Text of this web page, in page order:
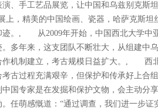
、手工艺品展览，让中国和乌兹别克斯
上，精美的中国绘画、瓷器，哈萨克斯坦
迹。, 从2009年开始，中国西北大学中
多年来，这支团队不断壮大，从组建中
作机制建立，考古规模日益扩大。, 西
古过程充满艰辛，但保护和传承好上合
国专家是在发掘和保护文物，会主动分
任萌感慨道：“通过调查，我们进一步